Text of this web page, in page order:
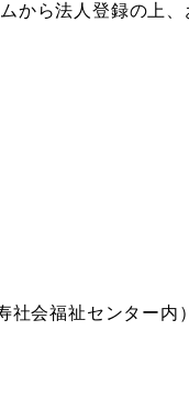
から法人登録の上、
会福祉センター内）